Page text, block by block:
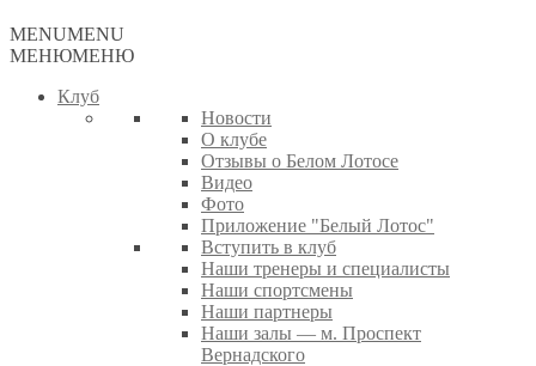
MENUMENU
МЕНЮМЕНЮ
Клуб
Новости
О клубе
Отзывы о Белом Лотосе
Видео
Фото
Приложение "Белый Лотос"
Вступить в клуб
Наши тренеры и специалисты
Наши спортсмены
Наши партнеры
Наши залы — м. Проспект
Вернадского